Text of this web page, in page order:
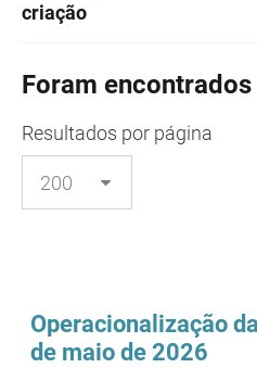
criação
Foram
Resultados por página
Operacionalização
de maio de 2026